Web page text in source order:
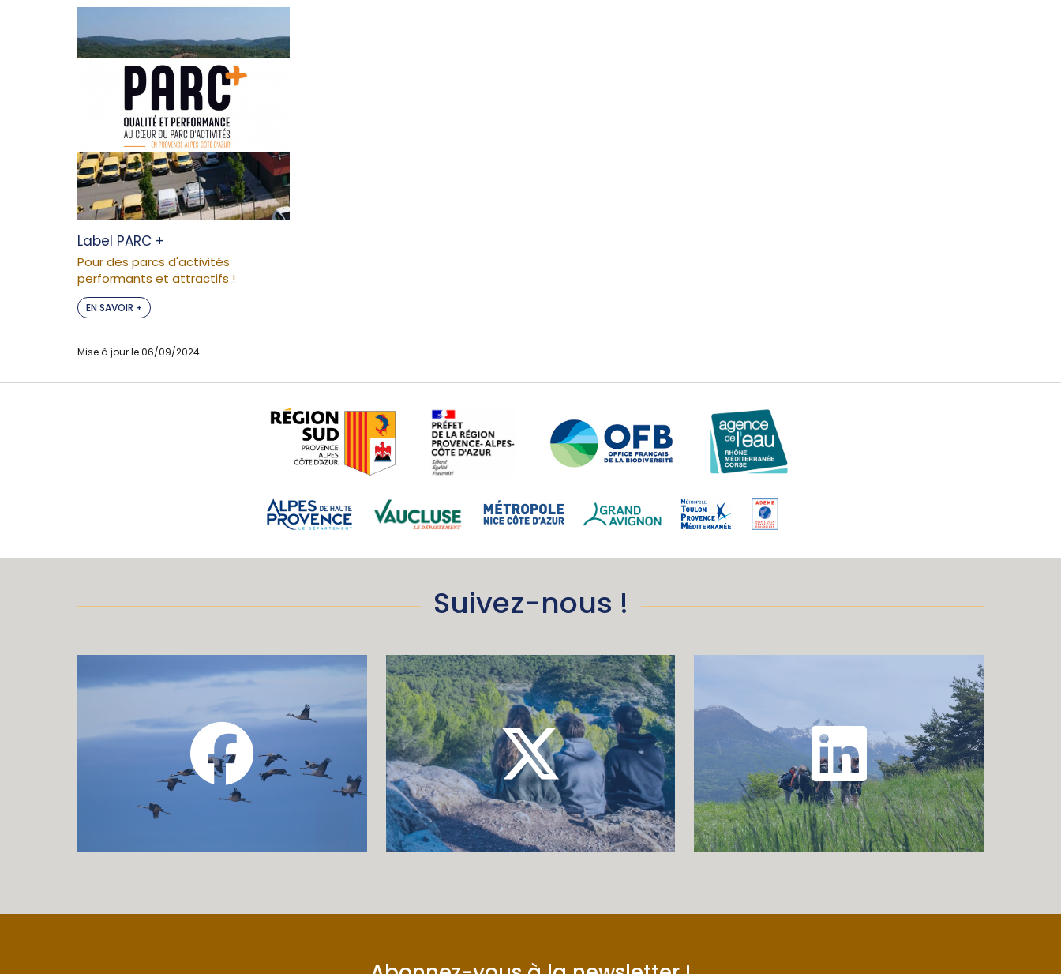
Label PARC +
Pour des parcs d'activités
performants et attractifs !
EN SAVOIR +
Mise à jour le 06/09/2024
Suivez-nous !